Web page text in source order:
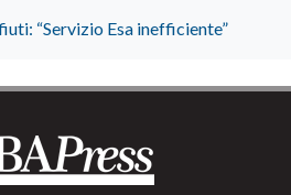
“Servizio Esa inefficiente”